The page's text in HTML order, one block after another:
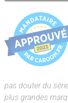
pas douter du
plus grandes